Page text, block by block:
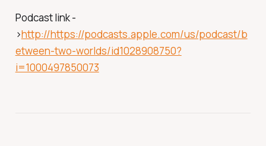
Podcast link -
>http://https://podcasts.apple.com/us/podcast/b
etween-two-worlds/id1028908750?
i=1000497850073